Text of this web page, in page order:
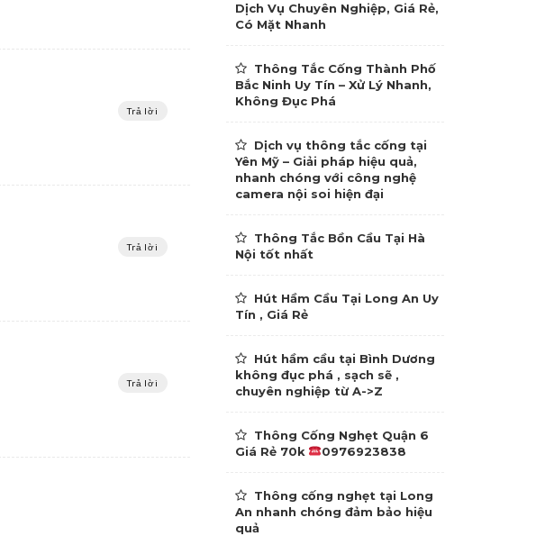
Trả lời
Trả lời
Trả lời
Dịch Vụ Chuyên Nghiệp, Giá Rẻ,
Có Mặt Nhanh
Thông Tắc Cống Thành Phố
Bắc Ninh Uy Tín – Xử Lý Nhanh,
Không Đục Phá
Dịch vụ thông tắc cống tại
Yên Mỹ – Giải pháp hiệu quả,
nhanh chóng với công nghệ
camera nội soi hiện đại
Thông Tắc Bồn Cầu Tại Hà
Nội tốt nhất
Hút Hầm Cầu Tại Long An Uy
Tín , Giá Rẻ
Hút hầm cầu tại Bình Dương
không đục phá , sạch sẽ ,
chuyên nghiệp từ A->Z
Thông Cống Nghẹt Quận 6
Giá Rẻ 70k
0976923838
Thông cống nghẹt tại Long
An nhanh chóng đảm bảo hiệu
quả